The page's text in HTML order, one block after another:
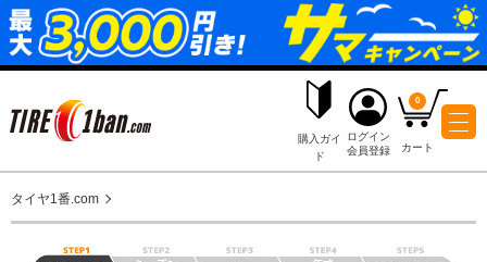
購入ガイ ログイン
タイヤ1番.com